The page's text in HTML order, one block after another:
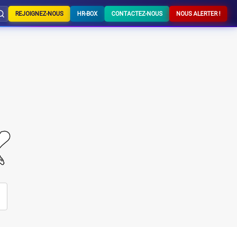
REJOIGNEZ-NOUS HR-BOX CONTACTEZ-NOUS NOUS ALERTER !